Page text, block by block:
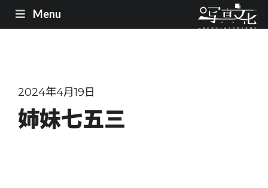
Menu
2024年4月19日
姉妹七五三